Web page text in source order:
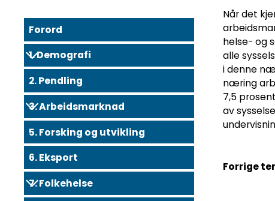
Forord
1. Demografi
2. Pendling
3. Arbeidsmarknad
5. Forsking og utvikling
6. Eksport
7. Folkehelse
Når det
helse- og
alle
i denne
næring
7,5
av
Forrige